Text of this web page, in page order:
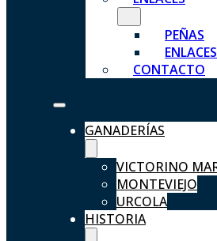
PEÑAS
ENLACES
CONTACTO
GANADERÍAS
VICTORINO
MONTEVIEJO
URCOLA
HISTORIA